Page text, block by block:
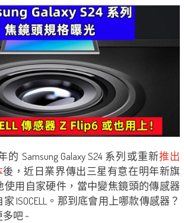
Samsung Galaxy S24 系列或重新推出
後，近日業界傳出三星有意在明年新旗
使用自家硬件，當中變焦鏡頭的傳感器
ISOCELL。那到底會用上哪款傳感器？
吧 ~